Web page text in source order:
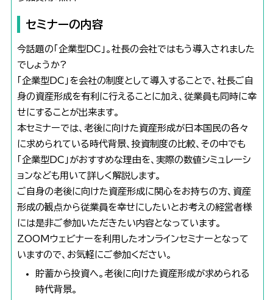
セミナーの内容
今話題の「企業型DC」。社長の会社ではもう導入されました
でしょうか?
「企業型DC」を会社の制度として導入することで、社長ご自
身の資産形成を有利に行えることに加え、従業員も同時に幸
せにすることが出来ます。
本セミナーでは、老後に向けた資産形成が日本国民の各々
に求められている時代背景、投資制度の比較、その中でも
「企業型DC」がおすすめな理由を、実際の数値シミュレーシ
ョンなども用いて詳しく解説します。
ご自身の老後に向けた資産形成に関心をお持ちの方、資産
形成の観点から従業員を幸せにしたいとお考えの経営者様
には是非ご参加いただきたい内容となっています。
ZOOMウェビナーを利用したオンラインセミナーとなって
いますので、お気軽にご参加ください。
貯蓄から投資へ。老後に向けた資産形成が求められる
時代背景。